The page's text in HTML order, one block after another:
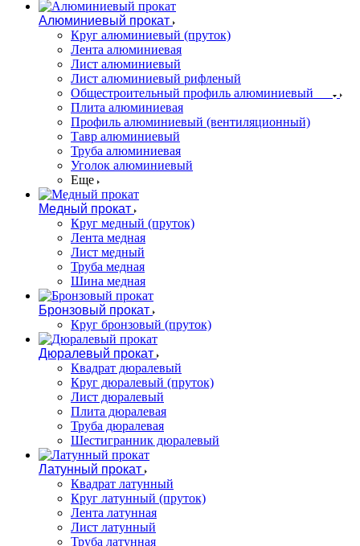
Алюминиевый прокат
Круг алюминиевый (пруток)
Лента алюминиевая
Лист алюминиевый
Лист алюминиевый рифленый
Общестроительный профиль алюминиевый
Плита алюминиевая
Профиль алюминиевый (вентиляционный)
Тавр алюминиевый
Труба алюминиевая
Уголок алюминиевый
Еще
Медный прокат
Круг медный (пруток)
Лента медная
Лист медный
Труба медная
Шина медная
Бронзовый прокат
Круг бронзовый (пруток)
Дюралевый прокат
Квадрат дюралевый
Круг дюралевый (пруток)
Лист дюралевый
Плита дюралевая
Труба дюралевая
Шестигранник дюралевый
Латунный прокат
Квадрат латунный
Круг латунный (пруток)
Лента латунная
Лист латунный
Труба латунная